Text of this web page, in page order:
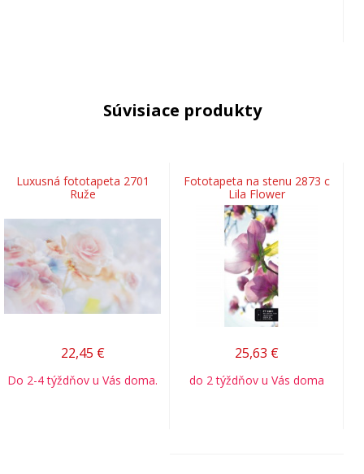
Súvisiace produkty
Luxusná fototapeta 2701
Ruže
22,45 €
Do 2-4 týždňov u Vás doma.
Fototapeta na stenu 2873 c
Lila Flower
25,63 €
do 2 týždňov u Vás doma